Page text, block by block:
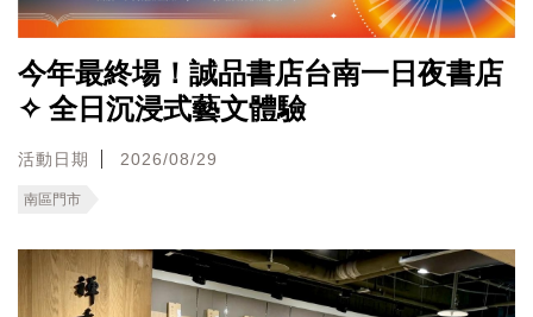
今年最終場！誠品書店台南一日夜書店
✧ 全日沉浸式藝文體驗
活動日期 2026/08/29
南區門市